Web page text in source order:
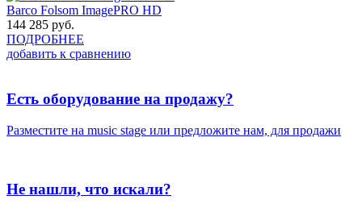
Barco Folsom ImagePRO HD
144 285 руб.
ПОДРОБНЕЕ
добавить к сравнению
Есть оборудование на продажу?
Разместите на music stage или предложите нам, для продажи
Не нашли, что искали?